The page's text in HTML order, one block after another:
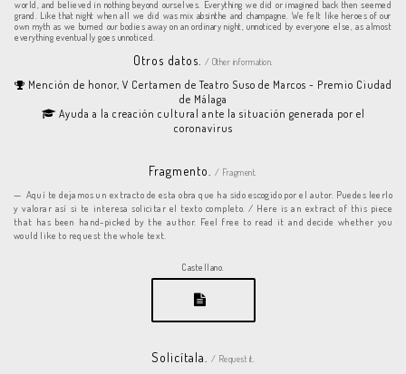
world, and believed in nothing beyond ourselves. Everything we did or imagined back then seemed
grand. Like that night when all we did was mix absinthe and champagne. We felt like heroes of our
own myth as we burned our bodies away on an ordinary night, unnoticed by everyone else, as almost
everything eventually goes unnoticed.
Otros datos. / Other information.
Mención de honor, V Certamen de Teatro Suso de Marcos - Premio Ciudad
de Málaga
Ayuda a la creación cultural ante la situación generada por el
coronavirus
Fragmento./ Fragment.
Aquí te dejamos un extracto de esta obra que ha sido escogido por el autor. Puedes leerlo
y valorar así si te interesa solicitar el texto completo. / Here is an extract of this piece
that has been hand-picked by the author. Feel free to read it and decide whether you
would like to request the whole text.
Castellano.
Solicítala. / Request it.